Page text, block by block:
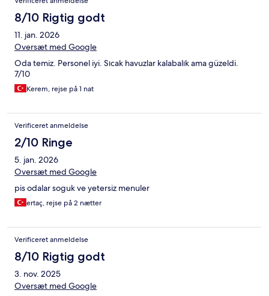
8/10 Rigtig godt
11. jan. 2026
Oversæt med Google
Oda temiz. Personel iyi. Sıcak havuzlar kalabalık ama güzeldi.
7/10
Kerem, rejse på 1 nat
Verificeret anmeldelse
2/10 Ringe
5. jan. 2026
Oversæt med Google
pis odalar soguk ve yetersiz menuler
ertaç, rejse på 2 nætter
Verificeret anmeldelse
8/10 Rigtig godt
3. nov. 2025
Oversæt med Google